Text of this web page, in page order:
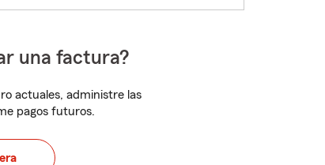
una factura?
actuales, administre las
pagos futuros.